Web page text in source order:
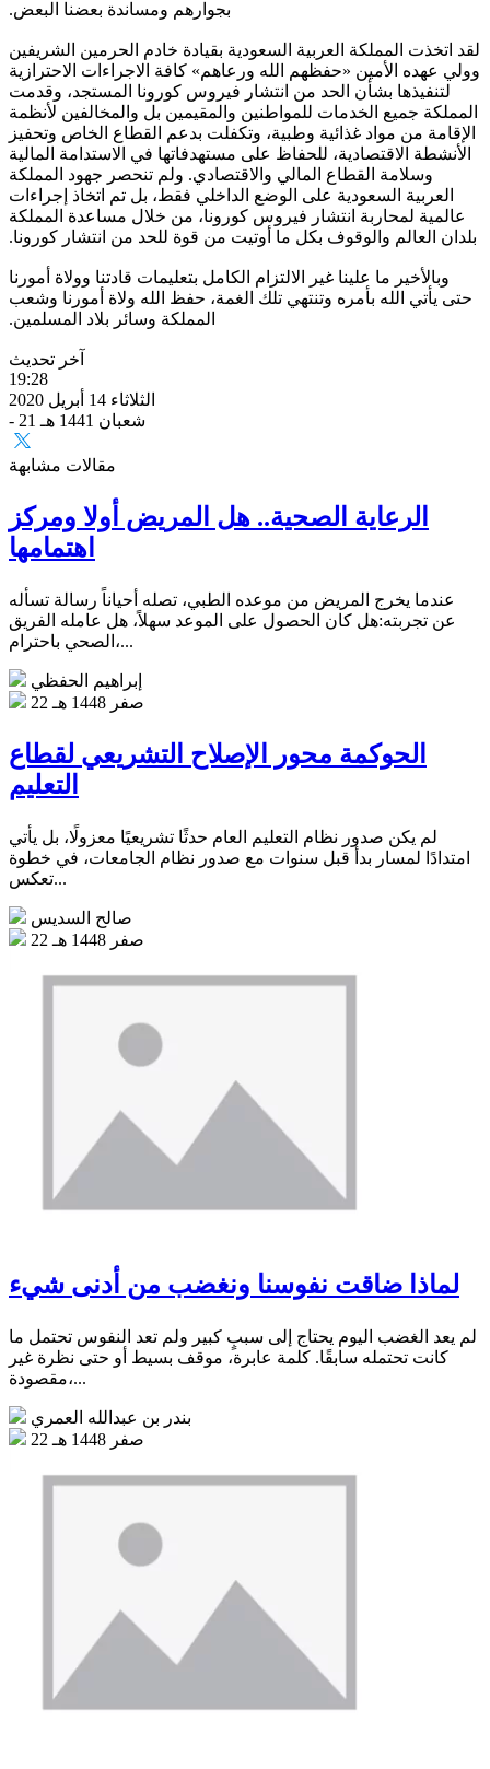
بجوارهم ومساندة بعضنا البعض.
لقد اتخذت المملكة العربية السعودية بقيادة خادم الحرمين الشريفين
وولي عهده الأمين «حفظهم الله ورعاهم» كافة الاجراءات الاحترازية
لتنفيذها بشأن الحد من انتشار فيروس كورونا المستجد، وقدمت
المملكة جميع الخدمات للمواطنين والمقيمين بل والمخالفين لأنظمة
الإقامة من مواد غذائية وطبية، وتكفلت بدعم القطاع الخاص وتحفيز
الأنشطة الاقتصادية، للحفاظ على مستهدفاتها في الاستدامة المالية
وسلامة القطاع المالي والاقتصادي. ولم تنحصر جهود المملكة
العربية السعودية على الوضع الداخلي فقط، بل تم اتخاذ إجراءات
عالمية لمحاربة انتشار فيروس كورونا، من خلال مساعدة المملكة
بلدان العالم والوقوف بكل ما أوتيت من قوة للحد من انتشار كورونا.
وبالأخير ما علينا غير الالتزام الكامل بتعليمات قادتنا وولاة أمورنا
حتى يأتي الله بأمره وتنتهي تلك الغمة، حفظ الله ولاة أمورنا وشعب
المملكة وسائر بلاد المسلمين.
آخر تحديث
19:28
الثلاثاء 14 أبريل 2020
- 21 شعبان 1441 هـ
مقالات مشابهة
الرعاية الصحية.. هل المريض أولا ومركز
اهتمامها
عندما يخرج المريض من موعده الطبي، تصله أحياناً رسالة تسأله
عن تجربته:هل كان الحصول على الموعد سهلاً، هل عامله الفريق
الصحي باحترام،...
إبراهيم الحفظي
22 صفر 1448 هـ
الحوكمة محور الإصلاح التشريعي لقطاع
التعليم
لم يكن صدور نظام التعليم العام حدثًا تشريعيًا معزولًا، بل يأتي
امتدادًا لمسار بدأ قبل سنوات مع صدور نظام الجامعات، في خطوة
تعكس...
صالح السديس
22 صفر 1448 هـ
لماذا ضاقت نفوسنا ونغضب من أدنى شيء
لم يعد الغضب اليوم يحتاج إلى سببٍ كبير ولم تعد النفوس تحتمل ما
كانت تحتمله سابقًا. كلمة عابرة، موقف بسيط أو حتى نظرة غير
مقصودة،...
بندر بن عبدالله العمري
22 صفر 1448 هـ